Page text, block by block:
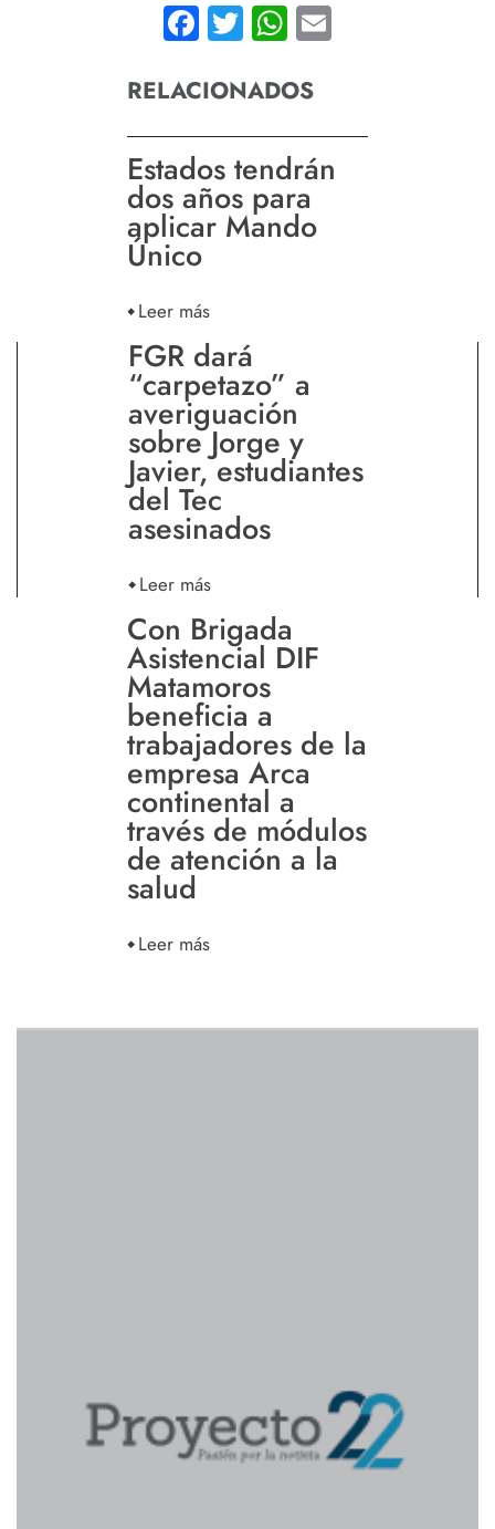
Facebook
TwitterWhatsApp
RELACIONADOS
Estados tendrán
dos años para
aplicar Mando
Único
Leer más
FGR dará
“carpetazo” a
averiguación
sobre Jorge y
Javier, estudiantes
del Tec
asesinados
Leer más
Con Brigada
Asistencial DIF
Matamoros
beneficia a
trabajadores de la
empresa Arca
continental a
través de módulos
de atención a la
salud
Leer más